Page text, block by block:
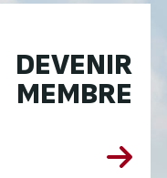
DEVENIR
MEMBRE